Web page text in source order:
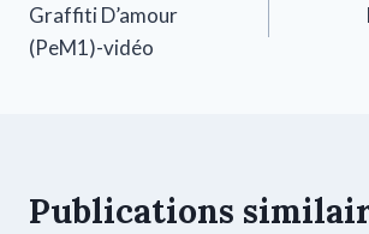
Graffiti D’amour
(PeM1)-vidéo
Publications